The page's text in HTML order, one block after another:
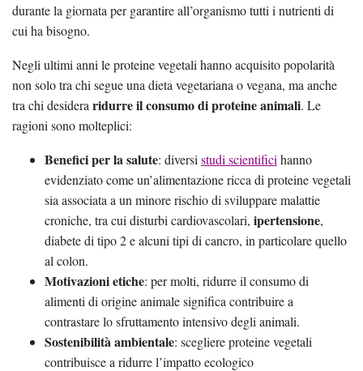
durante la giornata per garantire all’organismo tutti i nutrienti di
cui ha bisogno.
Negli ultimi anni le proteine vegetali hanno acquisito popolarità
non solo tra chi segue una dieta vegetariana o vegana, ma anche
tra chi desidera ridurre il consumo di proteine animali. Le
ragioni sono molteplici:
Benefici per la salute: diversi studi scientifici hanno
evidenziato come un’alimentazione ricca di proteine vegetali
sia associata a un minore rischio di sviluppare malattie
croniche, tra cui disturbi cardiovascolari, ipertensione,
diabete di tipo 2 e alcuni tipi di cancro, in particolare quello
al colon.
Motivazioni etiche: per molti, ridurre il consumo di
alimenti di origine animale significa contribuire a
contrastare lo sfruttamento intensivo degli animali.
Sostenibilità ambientale: scegliere proteine vegetali
contribuisce a ridurre l’impatto ecologico